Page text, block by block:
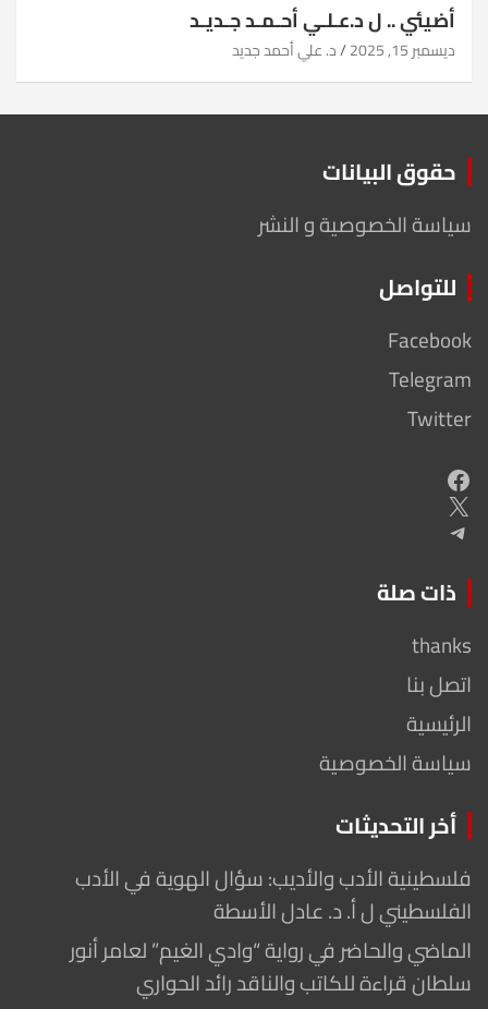
أضيئي .. ل د.عـلـي أحـمـد جـديـد
ديسمبر 15, 2025 د. علي أحمد جديد
حقوق البيانات
سياسة الخصوصية و النشر
للتواصل
Facebook
Telegram
Twitter
Facebook
X
Telegram
ذات صلة
thanks
اتصل بنا
الرئيسية
سياسة الخصوصية
أخر التحديثات
فلسطينية الأدب والأديب: سؤال الهوية في الأدب
الفلسطيني ل أ. د. عادل الأسطة
الماضي والحاضر في رواية “وادي الغيم” لعامر أنور
سلطان قراءة للكاتب والناقد رائد الحواري